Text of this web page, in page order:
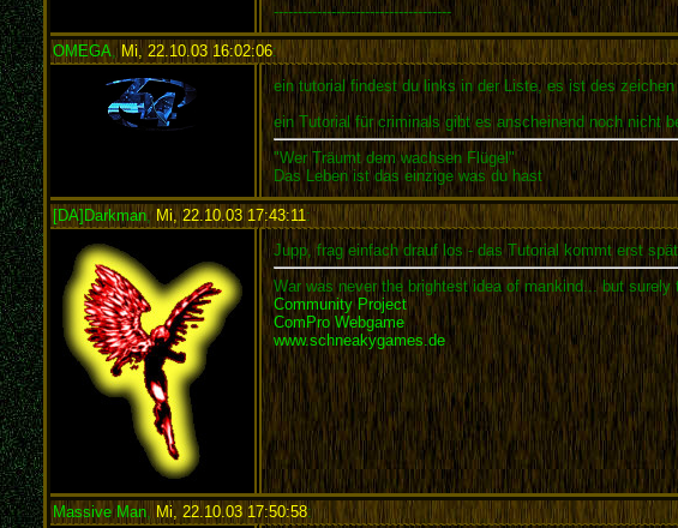
-------------------------------------
OMEGA , Mi, 22.10.03 16:02:06:
ein tutorial findest du links in der Liste, es ist des
ein Tutorial für criminals gibt es anscheinend noch nicht
"Wer Träumt dem wachsen Flügel"
Das Leben ist das einzige was du hast
[DA]Darkman, Mi, 22.10.03 17:43:11 :
Jupp, frag einfach drauf los - das Tutorial kommt erst
War was never the brightest idea of mankind... but surely
Community Project
ComPro Webgame
www.schneakygames.de
Massive Man, Mi, 22.10.03 17:50:58: